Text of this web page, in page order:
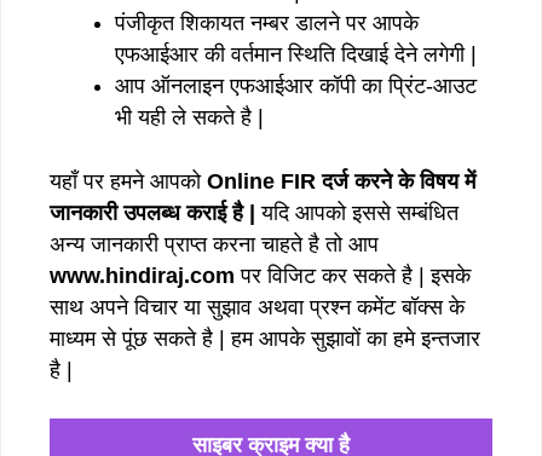
पंजीकृत शिकायत नम्बर डालने पर आपके
एफआईआर की वर्तमान स्थिति दिखाई देने लगेगी |
आप ऑनलाइन एफआईआर कॉपी का प्रिंट-आउट
भी यही ले सकते है |
यहाँ पर हमने आपको Online FIR दर्ज करने के विषय में
जानकारी उपलब्ध कराई है | यदि आपको इससे सम्बंधित
अन्य जानकारी प्राप्त करना चाहते है तो आप
www.hindiraj.com पर विजिट कर सकते है | इसके
साथ अपने विचार या सुझाव अथवा प्रश्न कमेंट बॉक्स के
माध्यम से पूंछ सकते है | हम आपके सुझावों का हमे इन्तजार
है |
साइबर क्राइम क्या है